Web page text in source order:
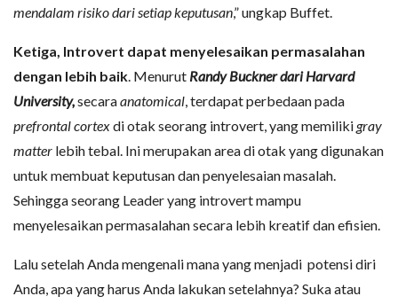
mendalam risiko dari setiap keputusan,” ungkap Buffet.
Ketiga, Introvert dapat menyelesaikan permasalahan
dengan lebih baik. Menurut Randy Buckner dari Harvard
University,secaraanatomical, terdapat perbedaan pada
prefrontal cortexdi otak seorang introvert, yang memilikigray
matter lebih tebal. Ini merupakan area di otak yang digunakan
untuk membuat keputusan dan penyelesaian masalah.
Sehingga seorang Leader yang introvert mampu
menyelesaikan permasalahan secara lebih kreatif dan efisien.
Lalu setelah Anda mengenali mana yang menjadi potensi diri
Anda, apa yang harus Anda lakukan setelahnya? Suka atau